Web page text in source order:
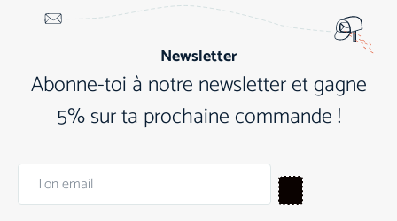
Newsletter
Abonne-toi à notre newsletter et gagne
5% sur ta prochaine commande !